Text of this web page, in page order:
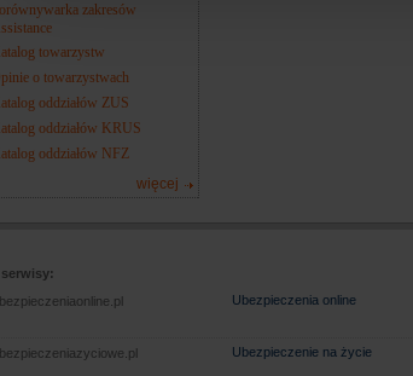
zakresów
towarzystw
o towarzystwach
oddziałów ZUS
oddziałów KRUS
oddziałów NFZ
więcej
Ubezpieczenia online
Ubezpieczenie na życie